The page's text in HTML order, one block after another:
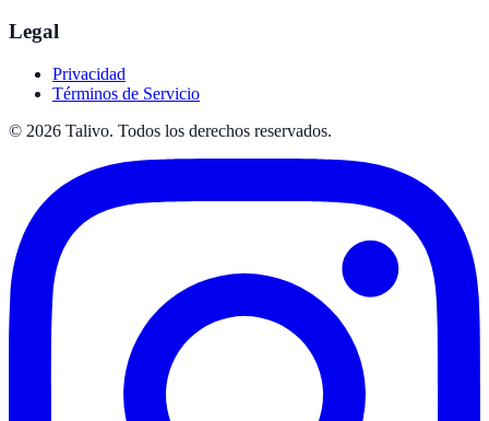
Legal
Privacidad
Términos de Servicio
© 2026 Talivo. Todos los derechos reservados.